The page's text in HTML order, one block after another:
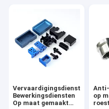
Vervaardigingsdiensten
Bewerkingsdiensten
Op maat gemaakt
op